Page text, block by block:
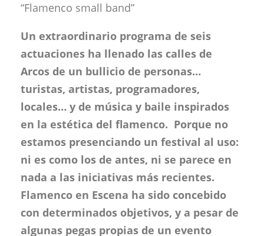
“Flamenco small band”
Un extraordinario programa de seis
actuaciones ha llenado las calles de
Arcos de un bullicio de personas…
turistas, artistas, programadores,
locales… y de música y baile inspirados
en la estética del flamenco. Porque no
estamos presenciando un festival al uso:
ni es como los de antes, ni se parece en
nada a las iniciativas más recientes.
Flamenco en Escena ha sido concebido
con determinados objetivos, y a pesar de
algunas pegas propias de un evento